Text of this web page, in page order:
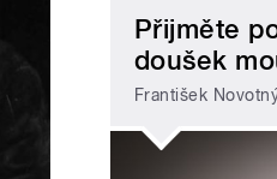
Přijměte
doušek
František